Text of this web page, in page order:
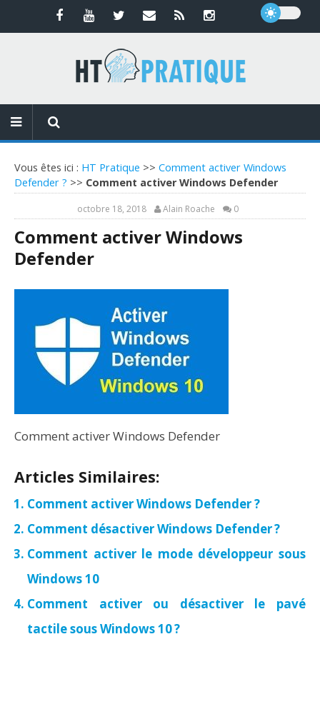
Vous êtes ici : HT Pratique >> Comment activer Windows
Defender ? >> Comment activer Windows Defender
octobre 18, 2018 Alain Roache 0
Comment activer Windows
Defender
Comment activer Windows Defender
Articles Similaires:
Comment activer Windows Defender ?
Comment désactiver Windows Defender ?
Comment activer le mode développeur sous
Windows 10
Comment activer ou désactiver le pavé
tactile sous Windows 10 ?